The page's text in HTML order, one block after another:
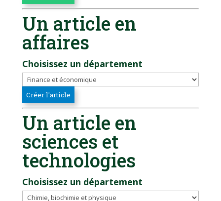
Un article en
affaires
Choisissez un département
Un article en
sciences et
technologies
Choisissez un département